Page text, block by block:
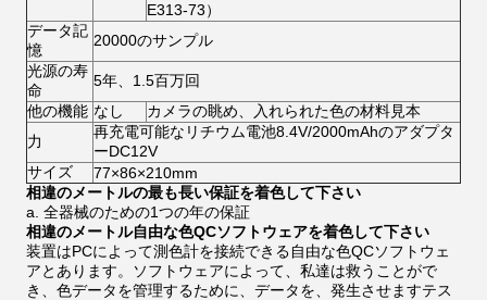
E313-73）
データ記
憶
20000のサンプル
光源の寿
命
5年、1.5百万回
他の機能 なし
カメラの眺め、入れられた色の材料見本
力
再充電可能なリチウム電池8.4V/2000mAhのアダプタ
ーDC12V
サイズ
77×86×210mm
相違のメートルの最も長い保証を着色して下さい
a. 全器械のための1つの年の保証
相違のメートル自由な色QCソフトウェアを着色して下さい
装置はPCによって測色計を接続できる自由な色QCソフトウェ
アとあります。ソフトウェアによって、私達は救うことがで
き、色データを管理するために、データを、発生させますテス